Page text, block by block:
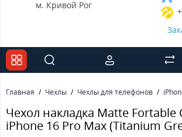
м. Кривой Рог
Главная Чехлы Чехлы для телефонов
Чехол накладка Matte Fortable
iPhone 16 Pro Max (Titanium